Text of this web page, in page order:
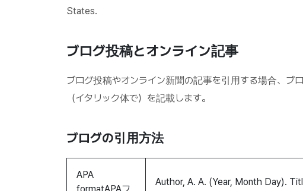
States.
ブログ投稿とオンライン記事
ブログ投稿やオンライン新聞の記事を引用する場合、ブ
（イタリック体で）を記載します。
ブログの引用方法
APA
Author, A. A. (Year, Month Day).